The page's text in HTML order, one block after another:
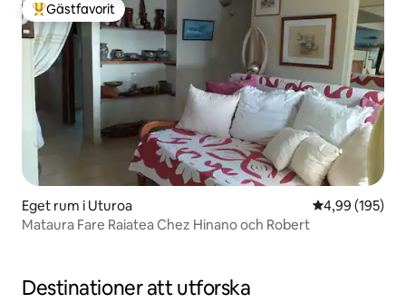
Populär gästfavorit
Gästfavorit
Eget rum i Uturoa 4,99 av 5 i
4,99 (195)
Mataura Fare Raiatea Chez Hinano och Robert
Destinationer att utforska